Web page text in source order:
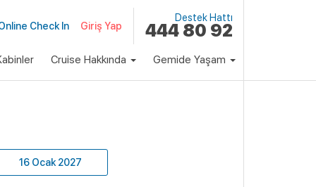
Check In Giriş Yap
Destek Hattı
444 80 92
Cruise Hakkında Gemide Yaşam
16 Ocak 2027